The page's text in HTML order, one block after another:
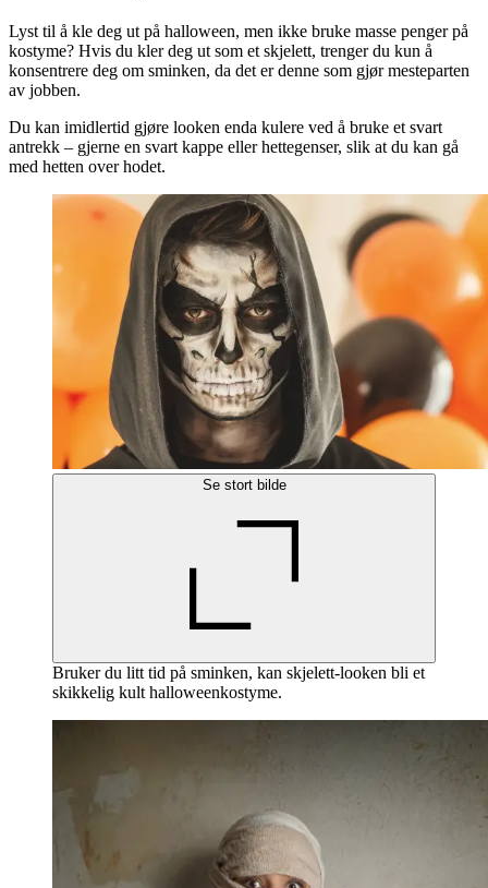
Lyst til å kle deg ut på halloween, men ikke bruke masse penger på
kostyme? Hvis du kler deg ut som et skjelett, trenger du kun å
konsentrere deg om sminken, da det er denne som gjør mesteparten
av jobben.
Du kan imidlertid gjøre looken enda kulere ved å bruke et svart
antrekk – gjerne en svart kappe eller hettegenser, slik at du kan gå
med hetten over hodet.
Se stort bilde
Bruker du litt tid på sminken, kan skjelett-looken bli et
skikkelig kult halloweenkostyme.